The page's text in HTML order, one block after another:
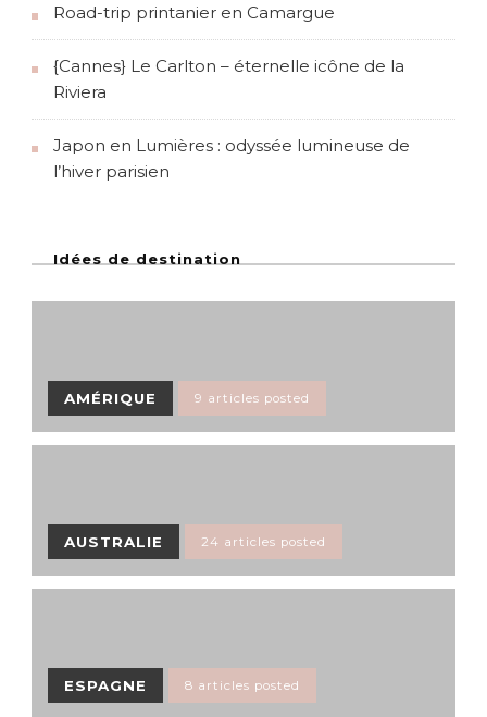
Road-trip printanier en Camargue
{Cannes} Le Carlton – éternelle icône de la
Riviera
Japon en Lumières : odyssée lumineuse de
l’hiver parisien
Idées de destination
AMÉRIQUE 9 articles posted
AUSTRALIE 24 articles posted
ESPAGNE 8 articles posted